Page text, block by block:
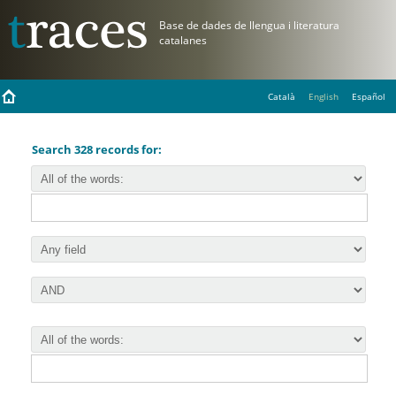
Català English Español
Search 328 records for: